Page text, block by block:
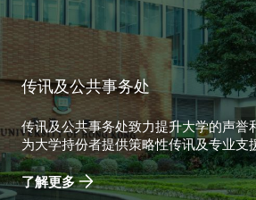
传讯及公共事务处
传讯及公共事务处致力提升大学的声誉
为大学持份者提供策略性传讯及专业支
了解更多